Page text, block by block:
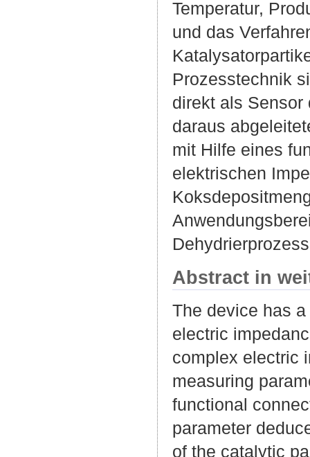
Temperatur,
und das
Prozesstechnik
direkt als Sensor
daraus
mit Hilfe eines
elektrischen
Abstract in
The device has
electric
complex electric
measuring
functional
parameter
of the catalytic